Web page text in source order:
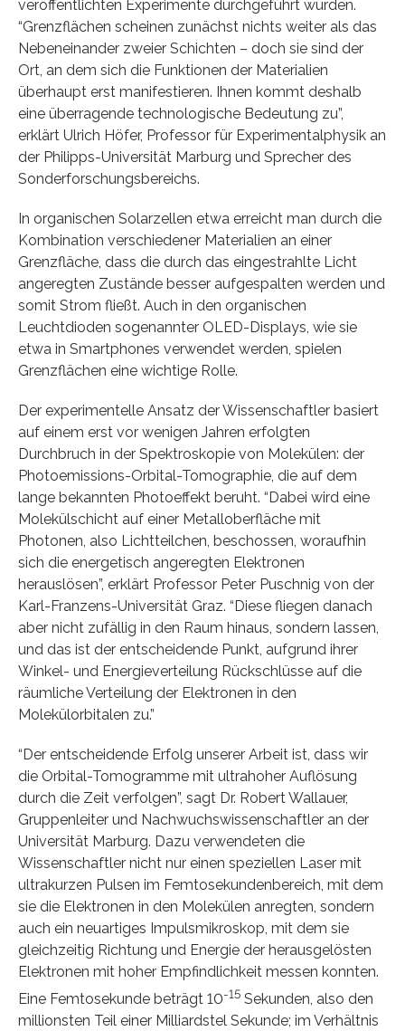
veröffentlichten Experimente durchgeführt wurden.
“Grenzflächen scheinen zunächst nichts weiter als das
Nebeneinander zweier Schichten – doch sie sind der
Ort, an dem sich die Funktionen der Materialien
überhaupt erst manifestieren. Ihnen kommt deshalb
eine überragende technologische Bedeutung zu”,
erklärt Ulrich Höfer, Professor für Experimentalphysik an
der Philipps-Universität Marburg und Sprecher des
Sonderforschungsbereichs.
In organischen Solarzellen etwa erreicht man durch die
Kombination verschiedener Materialien an einer
Grenzfläche, dass die durch das eingestrahlte Licht
angeregten Zustände besser aufgespalten werden und
somit Strom fließt. Auch in den organischen
Leuchtdioden sogenannter OLED-Displays, wie sie
etwa in Smartphones verwendet werden, spielen
Grenzflächen eine wichtige Rolle.
Der experimentelle Ansatz der Wissenschaftler basiert
auf einem erst vor wenigen Jahren erfolgten
Durchbruch in der Spektroskopie von Molekülen: der
Photoemissions-Orbital-Tomographie, die auf dem
lange bekannten Photoeffekt beruht. “Dabei wird eine
Molekülschicht auf einer Metalloberfläche mit
Photonen, also Lichtteilchen, beschossen, woraufhin
sich die energetisch angeregten Elektronen
herauslösen”, erklärt Professor Peter Puschnig von der
Karl-Franzens-Universität Graz. “Diese fliegen danach
aber nicht zufällig in den Raum hinaus, sondern lassen,
und das ist der entscheidende Punkt, aufgrund ihrer
Winkel- und Energieverteilung Rückschlüsse auf die
räumliche Verteilung der Elektronen in den
Molekülorbitalen zu.”
“Der entscheidende Erfolg unserer Arbeit ist, dass wir
die Orbital-Tomogramme mit ultrahoher Auflösung
durch die Zeit verfolgen”, sagt Dr. Robert Wallauer,
Gruppenleiter und Nachwuchswissenschaftler an der
Universität Marburg. Dazu verwendeten die
Wissenschaftler nicht nur einen speziellen Laser mit
ultrakurzen Pulsen im Femtosekundenbereich, mit dem
sie die Elektronen in den Molekülen anregten, sondern
auch ein neuartiges Impulsmikroskop, mit dem sie
gleichzeitig Richtung und Energie der herausgelösten
Elektronen mit hoher Empfindlichkeit messen konnten.
Eine Femtosekunde beträgt 10-15 Sekunden, also den
millionsten Teil einer Milliardstel Sekunde; im Verhältnis